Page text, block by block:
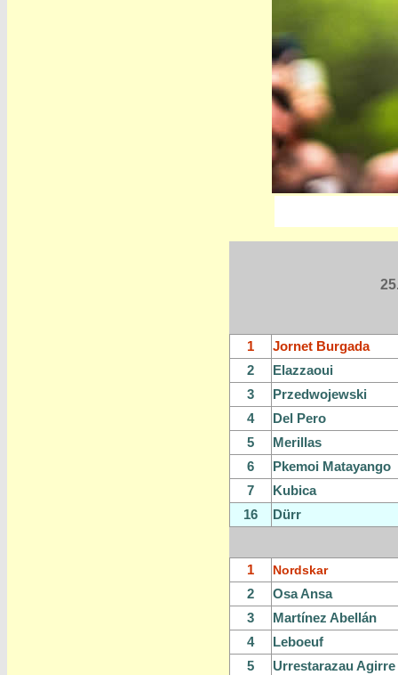
1
Jornet Burgada
2
Elazzaoui
3
Przedwojewski
4
Del Pero
5
Merillas
6
Pkemoi Matayango
7
Kubica
16
Dürr
1 Nordskar
2
Osa Ansa
3
Martínez Abellán
4
Leboeuf
5
Urrestarazau Agirre